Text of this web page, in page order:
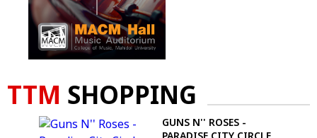
TTM SHOPPING
GUNS N'' ROSES -